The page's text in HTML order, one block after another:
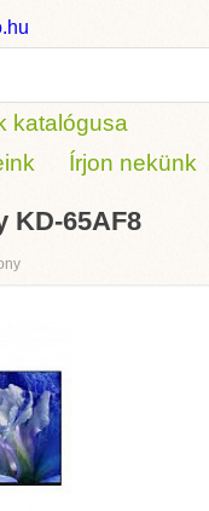
katalógusa
Írjon nekünk
KD-65AF8